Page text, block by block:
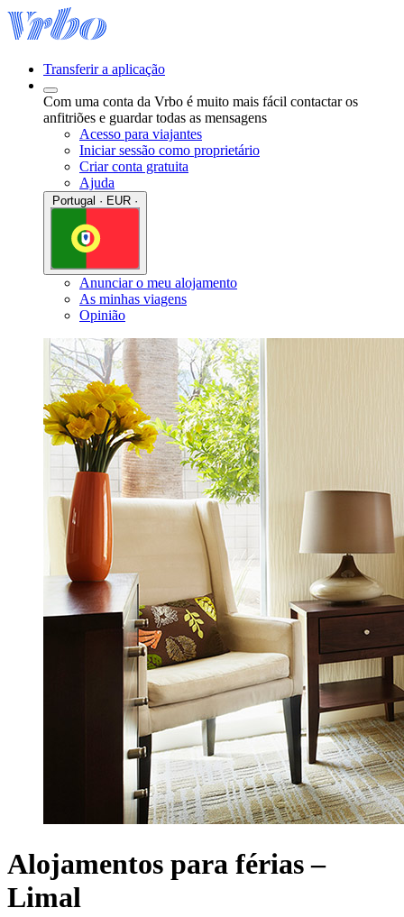
Transferir a aplicação
Com uma conta da Vrbo é muito mais fácil contactar os
anfitriões e guardar todas as mensagens
Acesso para viajantes
Iniciar sessão como proprietário
Criar conta gratuita
Ajuda
Anunciar o meu alojamento
As minhas viagens
Opinião
Alojamentos para férias –
Limal